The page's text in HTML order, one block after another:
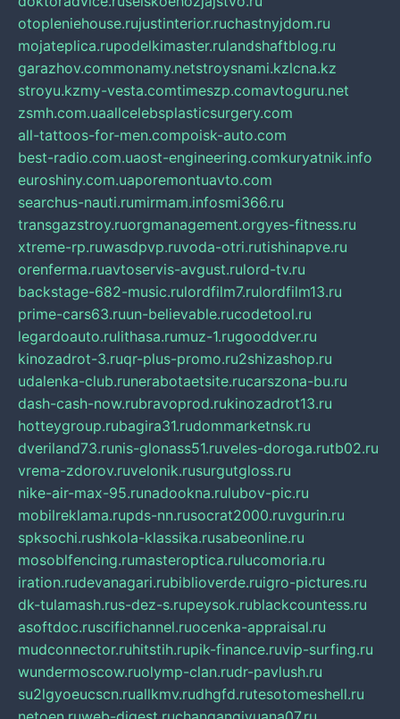
otopleniehouse.rujustinterior.ruchastnyjdom.ru
mojateplica.rupodelkimaster.rulandshaftblog.ru
garazhov.commonamy.netstroysnami.kzlcna.kz
stroyu.kzmy-vesta.comtimeszp.comavtoguru.net
zsmh.com.uaallcelebsplasticsurgery.com
all-tattoos-for-men.compoisk-auto.com
best-radio.com.uaost-engineering.comkuryatnik.info
euroshiny.com.uaporemontuavto.com
searchus-nauti.rumirmam.infosmi366.ru
transgazstroy.ruorgmanagement.orgyes-fitness.ru
xtreme-rp.ruwasdpvp.ruvoda-otri.rutishinapve.ru
orenferma.ruavtoservis-avgust.rulord-tv.ru
backstage-682-music.rulordfilm7.rulordfilm13.ru
prime-cars63.ruun-believable.rucodetool.ru
legardoauto.rulithasa.rumuz-1.rugooddver.ru
kinozadrot-3.ruqr-plus-promo.ru2shizashop.ru
udalenka-club.runerabotaetsite.rucarszona-bu.ru
dash-cash-now.rubravoprod.rukinozadrot13.ru
hotteygroup.rubagira31.rudommarketnsk.ru
dveriland73.runis-glonass51.ruveles-doroga.rutb02.ru
vrema-zdorov.ruvelonik.rusurgutgloss.ru
nike-air-max-95.runadookna.rulubov-pic.ru
mobilreklama.rupds-nn.rusocrat2000.ruvgurin.ru
spksochi.rushkola-klassika.rusabeonline.ru
mosoblfencing.rumasteroptica.rulucomoria.ru
iration.rudevanagari.rubiblioverde.ruigro-pictures.ru
dk-tulamash.rus-dez-s.rupeysok.rublackcountess.ru
asoftdoc.ruscifichannel.ruocenka-appraisal.ru
mudconnector.ruhitstih.rupik-finance.ruvip-surfing.ru
wundermoscow.ruolymp-clan.rudr-pavlush.ru
su2lgyoeucscn.ruallkmv.rudhgfd.rutesotomeshell.ru